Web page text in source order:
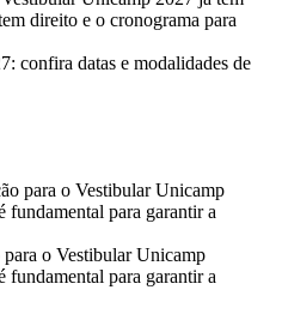
direito e o cronograma para
confira datas e modalidades de
para o Vestibular Unicamp
fundamental para garantir a